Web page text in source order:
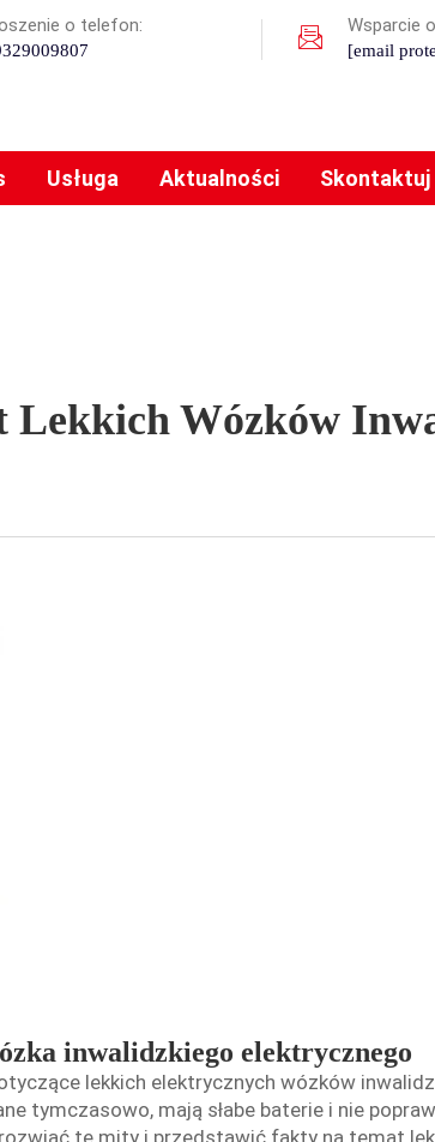
o telefon: Wsparcie
[email
Usługa Aktualności Skontaktuj
Lekkich Wózków
inwalidzkiego elektrycznego
lekkich elektrycznych wózków
tymczasowo, mają słabe baterie i nie
te mity i przedstawić fakty na temat